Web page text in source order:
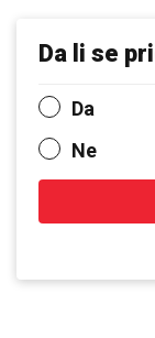
Da li se
Da
Ne